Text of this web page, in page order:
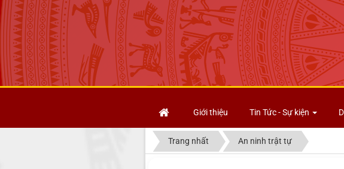
Giới thiệu
Tin Tức - Sự kiện
Trang nhất An ninh trật tự